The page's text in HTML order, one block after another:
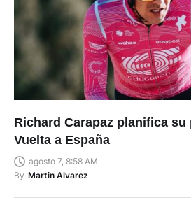
Richard Carapaz planifica su
Vuelta a España
agosto 7, 8:58 AM
By Martin Alvarez